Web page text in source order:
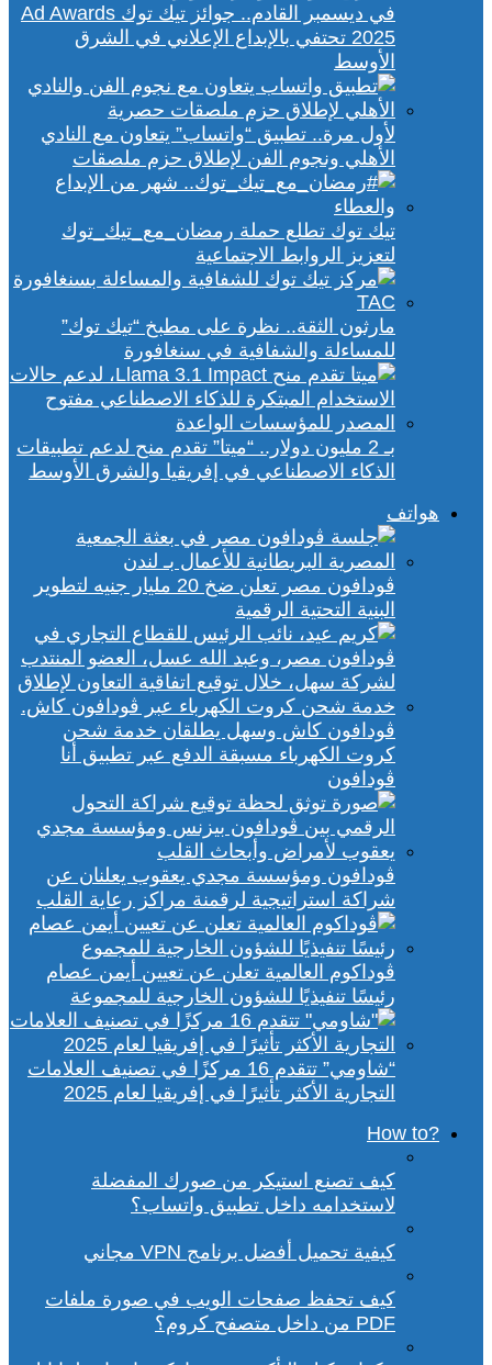
في ديسمبر القادم.. جوائز تيك توك Ad Awards
2025 تحتفي بالإبداع الإعلاني في الشرق
الأوسط
لأول مرة.. تطبيق “واتساب” يتعاون مع النادي
الأهلي ونجوم الفن لإطلاق حزم ملصقات
تيك توك تطلع حملة رمضان_مع_تيك_توك
لتعزيز الروابط الاجتماعية
مارثون الثقة.. نظرة على مطبخ “تيك توك”
للمساءلة والشفافية في سنغافورة
بـ 2 مليون دولار.. “ميتا” تقدم منح لدعم تطبيقات
الذكاء الاصطناعي في إفريقيا والشرق الأوسط
هواتف
ڤودافون مصر تعلن ضخ 20 مليار جنيه لتطوير
البنية التحتية الرقمية
ڤودافون كاش وسهل يطلقان خدمة شحن
كروت الكهرباء مسبقة الدفع عبر تطبيق أنا
ڤودافون
ڤودافون ومؤسسة مجدي يعقوب يعلنان عن
شراكة استراتيجية لرقمنة مراكز رعاية القلب
ڤوداكوم العالمية تعلن عن تعيين أيمن عصام
رئيسًا تنفيذيًا للشؤون الخارجية للمجموعة
“شاومي” تتقدم 16 مركزًا في تصنيف العلامات
التجارية الأكثر تأثيرًا في إفريقيا لعام 2025
?How to
كيف تصنع استيكر من صورك المفضلة
لاستخدامه داخل تطبيق واتساب؟
كيفية تحميل أفضل برنامج VPN مجاني
كيف تحفظ صفحات الويب في صورة ملفات
PDF من داخل متصفح كروم؟